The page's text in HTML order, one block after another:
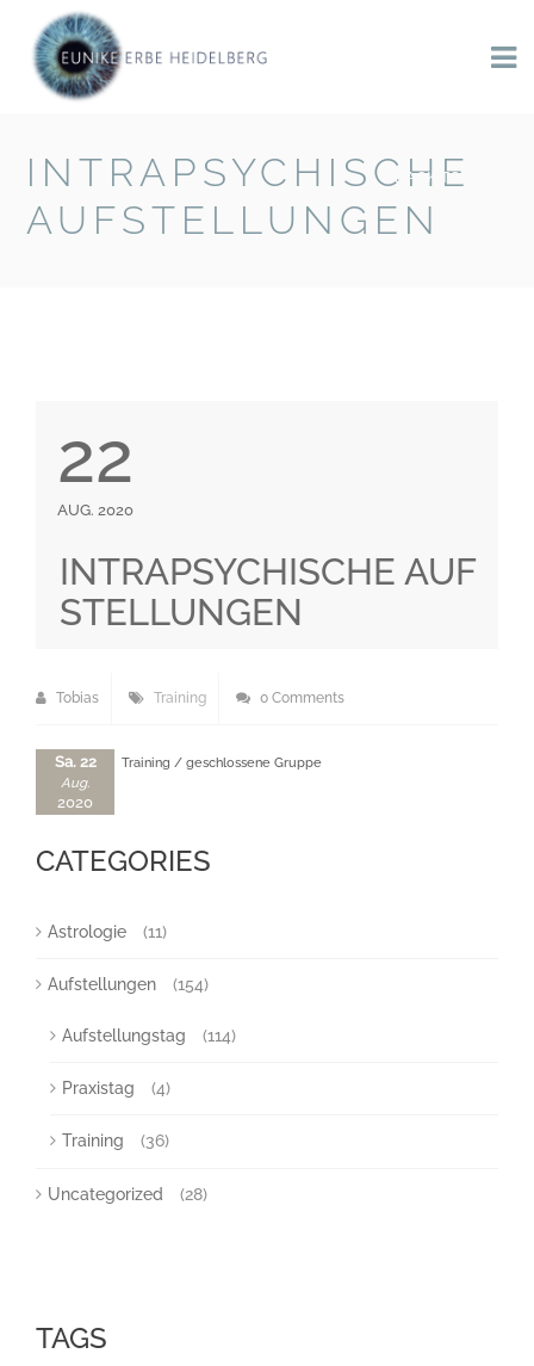
INTRAPSYCHISCHE
AUFSTELLUNGEN
BACK TO BLOG
22
AUG. 2020
INTRAPSYCHISCHE AUF
STELLUNGEN
Tobias Training 0 Comments
Sa. 22
Aug.
2020
Training / geschlossene Gruppe
CATEGORIES
Astrologie (11)
Aufstellungen (154)
Aufstellungstag (114)
Praxistag (4)
Training (36)
Uncategorized (28)
TAGS